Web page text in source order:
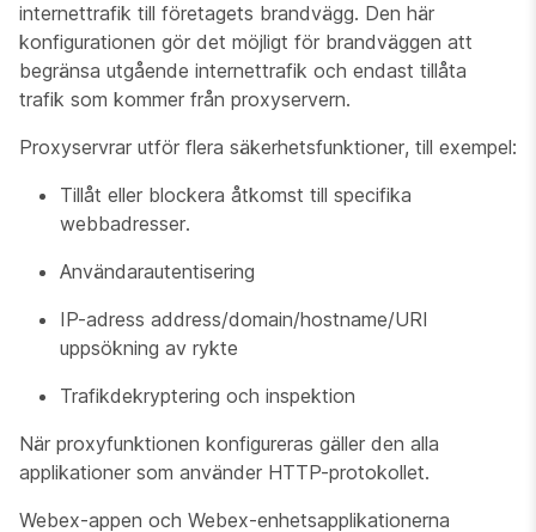
internettrafik till företagets brandvägg. Den här
konfigurationen gör det möjligt för brandväggen att
begränsa utgående internettrafik och endast tillåta
trafik som kommer från proxyservern.
Proxyservrar utför flera säkerhetsfunktioner, till exempel:
Tillåt eller blockera åtkomst till specifika
webbadresser.
Användarautentisering
IP-adress address/domain/hostname/URI
uppsökning av rykte
Trafikdekryptering och inspektion
När proxyfunktionen konfigureras gäller den alla
applikationer som använder HTTP-protokollet.
Webex-appen och Webex-enhetsapplikationerna